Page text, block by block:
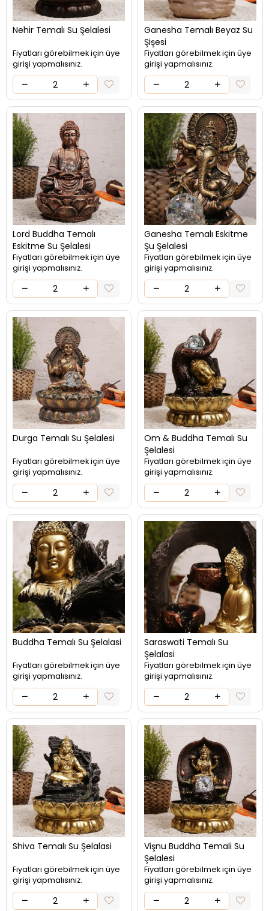
Nehir Temalı Su Şelalesi
Fiyatları görebilmek için üye
girişi yapmalısınız.
Ganesha Temalı Beyaz Su
Şişesi
Fiyatları görebilmek için üye
girişi yapmalısınız.
Lord Buddha Temalı
Eskitme Su Şelalesi
Fiyatları görebilmek için üye
girişi yapmalısınız.
Ganesha Temalı Eskitme
Şu Şelalesi
Fiyatları görebilmek için üye
girişi yapmalısınız.
Durga Temalı Su Şelalesi
Fiyatları görebilmek için üye
girişi yapmalısınız.
Om & Buddha Temalı Su
Şelalesi
Fiyatları görebilmek için üye
girişi yapmalısınız.
Buddha Temalı Su Şelalasi
Fiyatları görebilmek için üye
girişi yapmalısınız.
Saraswati Temalı Su
Şelalasi
Fiyatları görebilmek için üye
girişi yapmalısınız.
Shiva Temalı Su Şelalasi
Fiyatları görebilmek için üye
girişi yapmalısınız.
Vişnu Buddha Temali Su
Şelalesi
Fiyatları görebilmek için üye
girişi yapmalısınız.